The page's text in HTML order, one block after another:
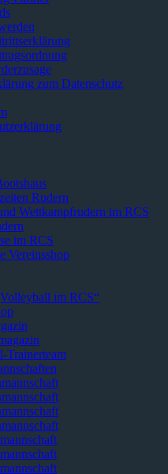
zum Datenschutz
Rudern
Wettkampfrudern im RCS
im RCS
Vereinsshop
im RCS“
Trainerteam